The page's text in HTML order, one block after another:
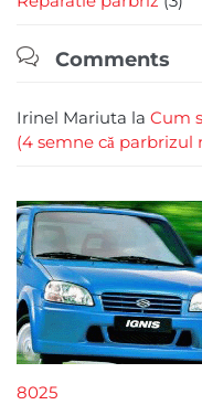
 Comments
Irinel Mariuta la Cum
(4 semne că parbrizul
8025